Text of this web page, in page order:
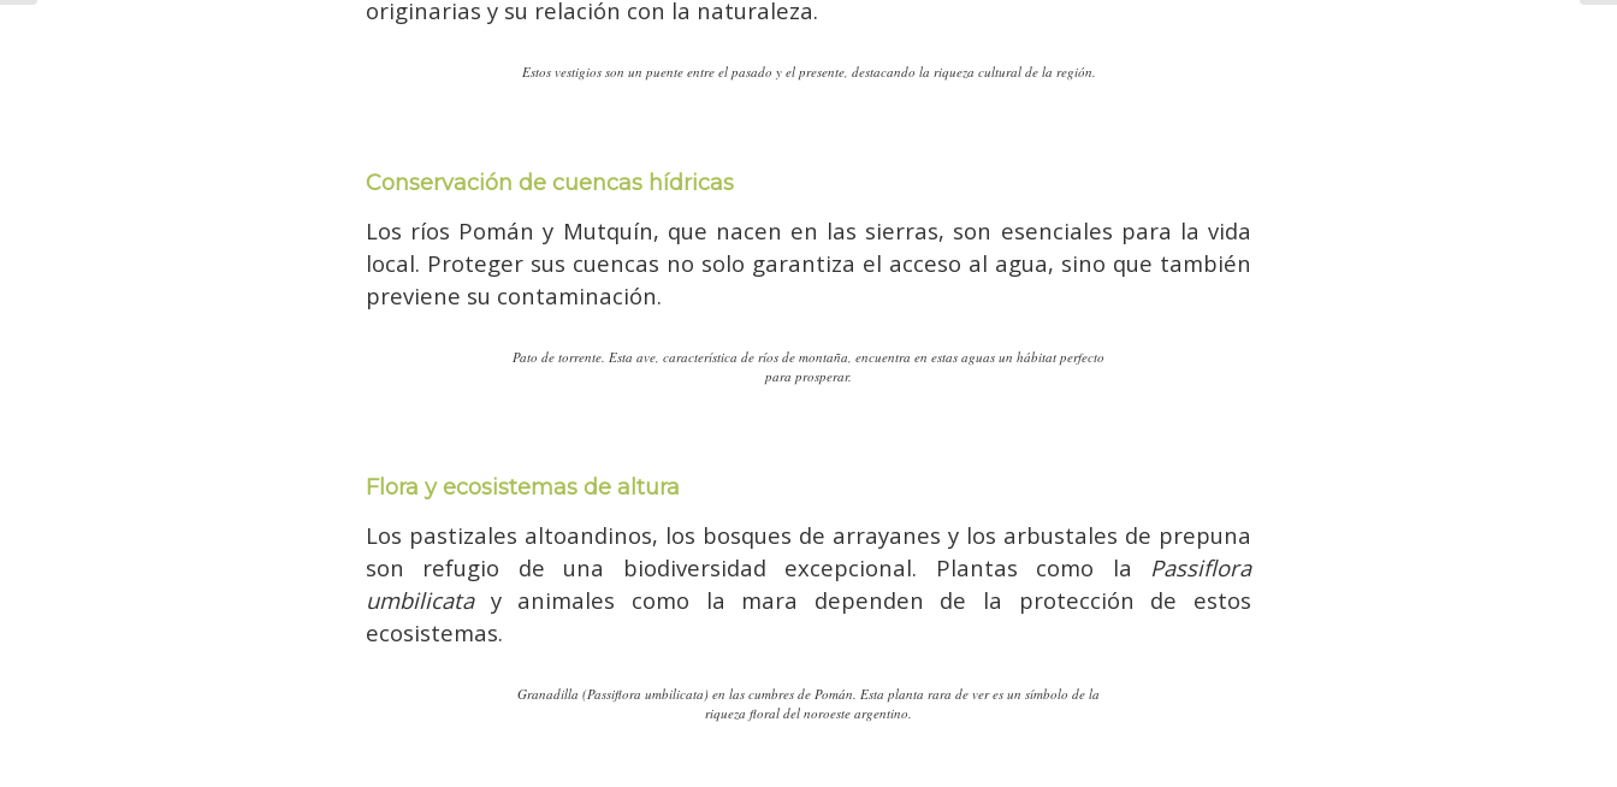
originarias y su relación con la naturaleza.
Estos vestigios son un puente entre el pasado y el presente, destacando la riqueza cultural de la región.
Conservación de cuencas hídricas
Los ríos Pomán y Mutquín, que nacen en las sierras, son esenciales para la vida
local. Proteger sus cuencas no solo garantiza el acceso al agua, sino que también
previene su contaminación.
Pato de torrente. Esta ave, característica de ríos de montaña, encuentra en estas aguas un hábitat perfecto
para prosperar.
Flora y ecosistemas de altura
Los pastizales altoandinos, los bosques de arrayanes y los arbustales de prepuna
son refugio de una biodiversidad excepcional. Plantas como la Passiflora
umbilicatay animales como la mara dependen de la protección de estos
ecosistemas.
Granadilla (Passiflora umbilicata) en las cumbres de Pomán. Esta planta rara de ver es un símbolo de la
riqueza floral del noroeste argentino.